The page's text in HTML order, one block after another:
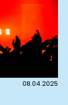
08.04.2025